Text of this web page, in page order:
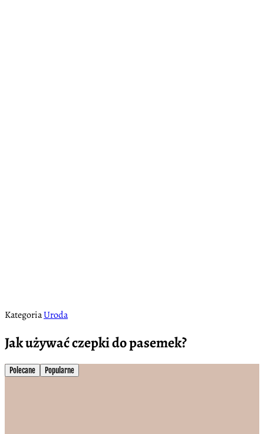
KategoriaUroda
Jak używać czepki do pasemek?
Polecane Popularne